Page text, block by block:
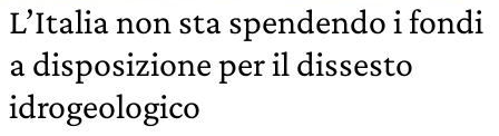
L’Italia non sta spendendo i fondi
a disposizione per il dissesto
idrogeologico